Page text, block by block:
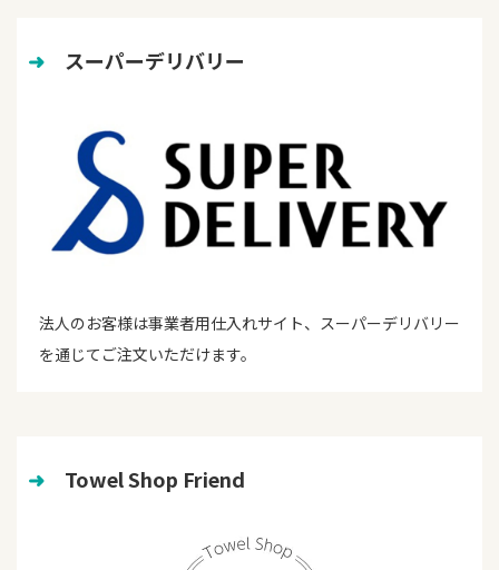
➜ スーパーデリバリー
法人のお客様は事業者用仕入れサイト、スーパーデリバリー
を通じてご注文いただけます。
➜ Towel Shop Friend